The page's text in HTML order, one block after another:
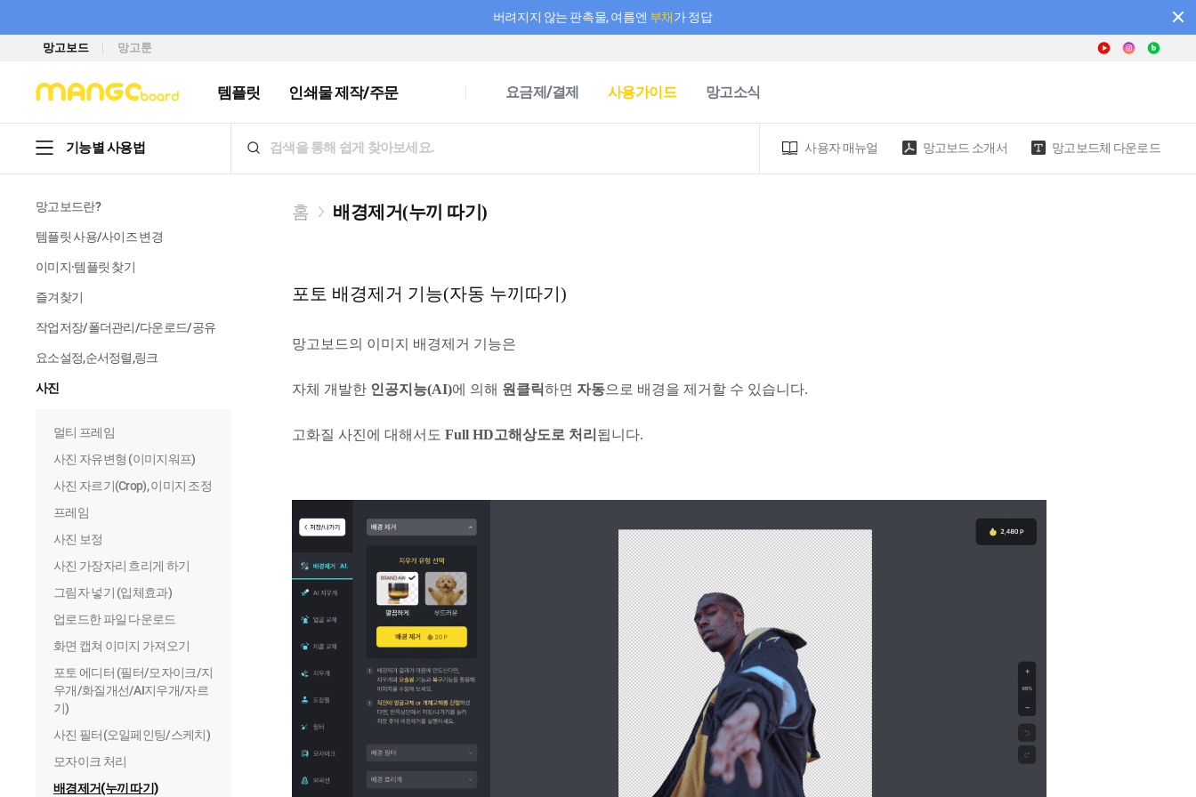
버려지지 않는 판촉물, 여름엔 부채가 정답
망고보드 망고툰
템플릿 인쇄물 제작/주문 요금제/결제 사용가이드 망고소식
기능별 사용법
망고보드란?
템플릿 사용/사이즈 변경
이미지·템플릿 찾기
즐겨찾기
작업저장/폴더관리/다운로드/공유
요소설정,순서정렬,링크
사진
멀티 프레임
사진 자유변형 (이미지워프)
사진 자르기(Crop), 이미지 조정
프레임
사진 보정
사진 가장자리 흐리게 하기
그림자 넣기 (입체효과)
업로드한 파일 다운로드
화면 캡쳐 이미지 가져오기
포토 에디터 (필터/모자이크/지
우개/화질개선/AI지우개/자르
기)
사진 필터(오일페인팅/스케치)
모자이크 처리
배경제거(누끼 따기)
사용자 매뉴얼 망고보드 소개서 망고보드체 다운로드
홈 배경제거(누끼 따기)
포토 배경제거 기능(자동 누끼따기)
망고보드의 이미지 배경제거 기능은
자체 개발한 인공지능(AI)에 의해 원클릭하면 자동으로 배경을 제거할 수 있습니다.
고화질 사진에 대해서도 Full HD고해상도로 처리 됩니다.